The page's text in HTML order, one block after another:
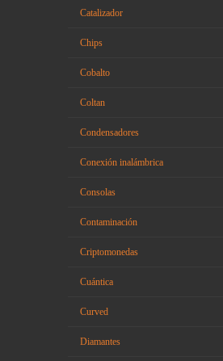
Catalizador
Chips
Cobalto
Coltan
Condensadores
Conexión inalámbrica
Consolas
Contaminación
Criptomonedas
Cuántica
Curved
Diamantes